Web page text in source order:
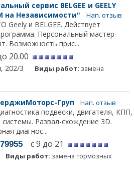
сервис BELGEE и GEELY
на Независимости"
Нап. отзыв
Geely и BELGEE. Действует
Персональный мастер-
Возможность прис...
20.00
, 202/3 Виды работ: замена
Груп Нап. отзыв
подвески, двигателя, КПП,
Развал-схождение 3D.
диагнос...
с 9 до 21
Виды работ: замена тормозных